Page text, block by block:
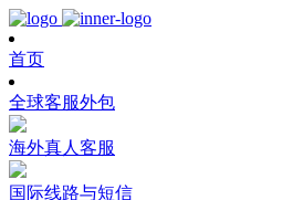
首页
全球客服外包
海外真人客服
国际线路与短信